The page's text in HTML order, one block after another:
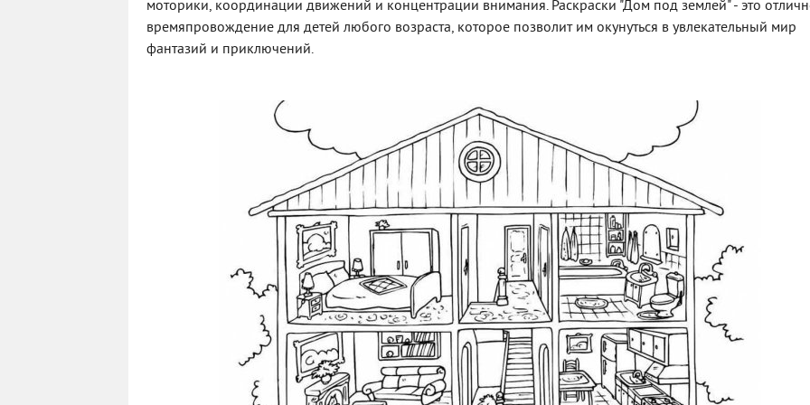
моторики, координации движений и концентрации внимания. Раскраски "Дом под землей" - это
времяпровождение для детей любого возраста, которое позволит им окунуться в увлекательный мир
фантазий и приключений.